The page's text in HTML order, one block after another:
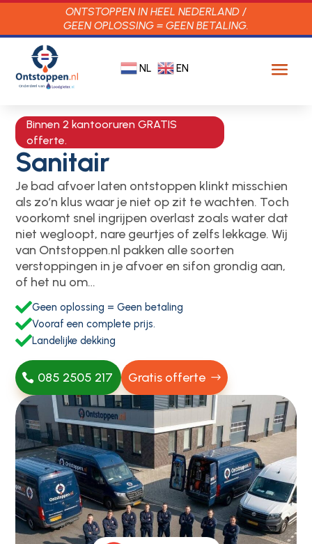
ONTSTOPPEN IN HEEL NEDERLAND /
GEEN OPLOSSING = GEEN BETALING.
NL EN
Binnen 2 kantooruren GRATIS
offerte.
Sanitair
Je bad afvoer laten ontstoppen klinkt misschien
als zo’n klus waar je niet op zit te wachten.​ Toch
voorkomt snel ingrijpen overlast zoals water dat
niet wegloopt, nare geurtjes of zelfs lekkage.​ Wij
van Ontstoppen.​nl pakken alle soorten
verstoppingen in je afvoer en sifon grondig aan,
of het nu om…
Geen oplossing = Geen betaling
Vooraf een complete prijs.
Landelijke dekking
085 2505 217 Gratis offerte